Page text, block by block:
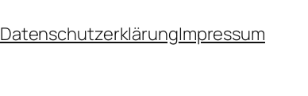
DatenschutzerklärungImpressum